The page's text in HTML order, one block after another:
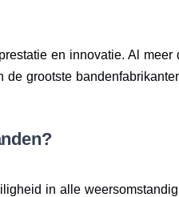
en innovatie. Al
grootste
in alle